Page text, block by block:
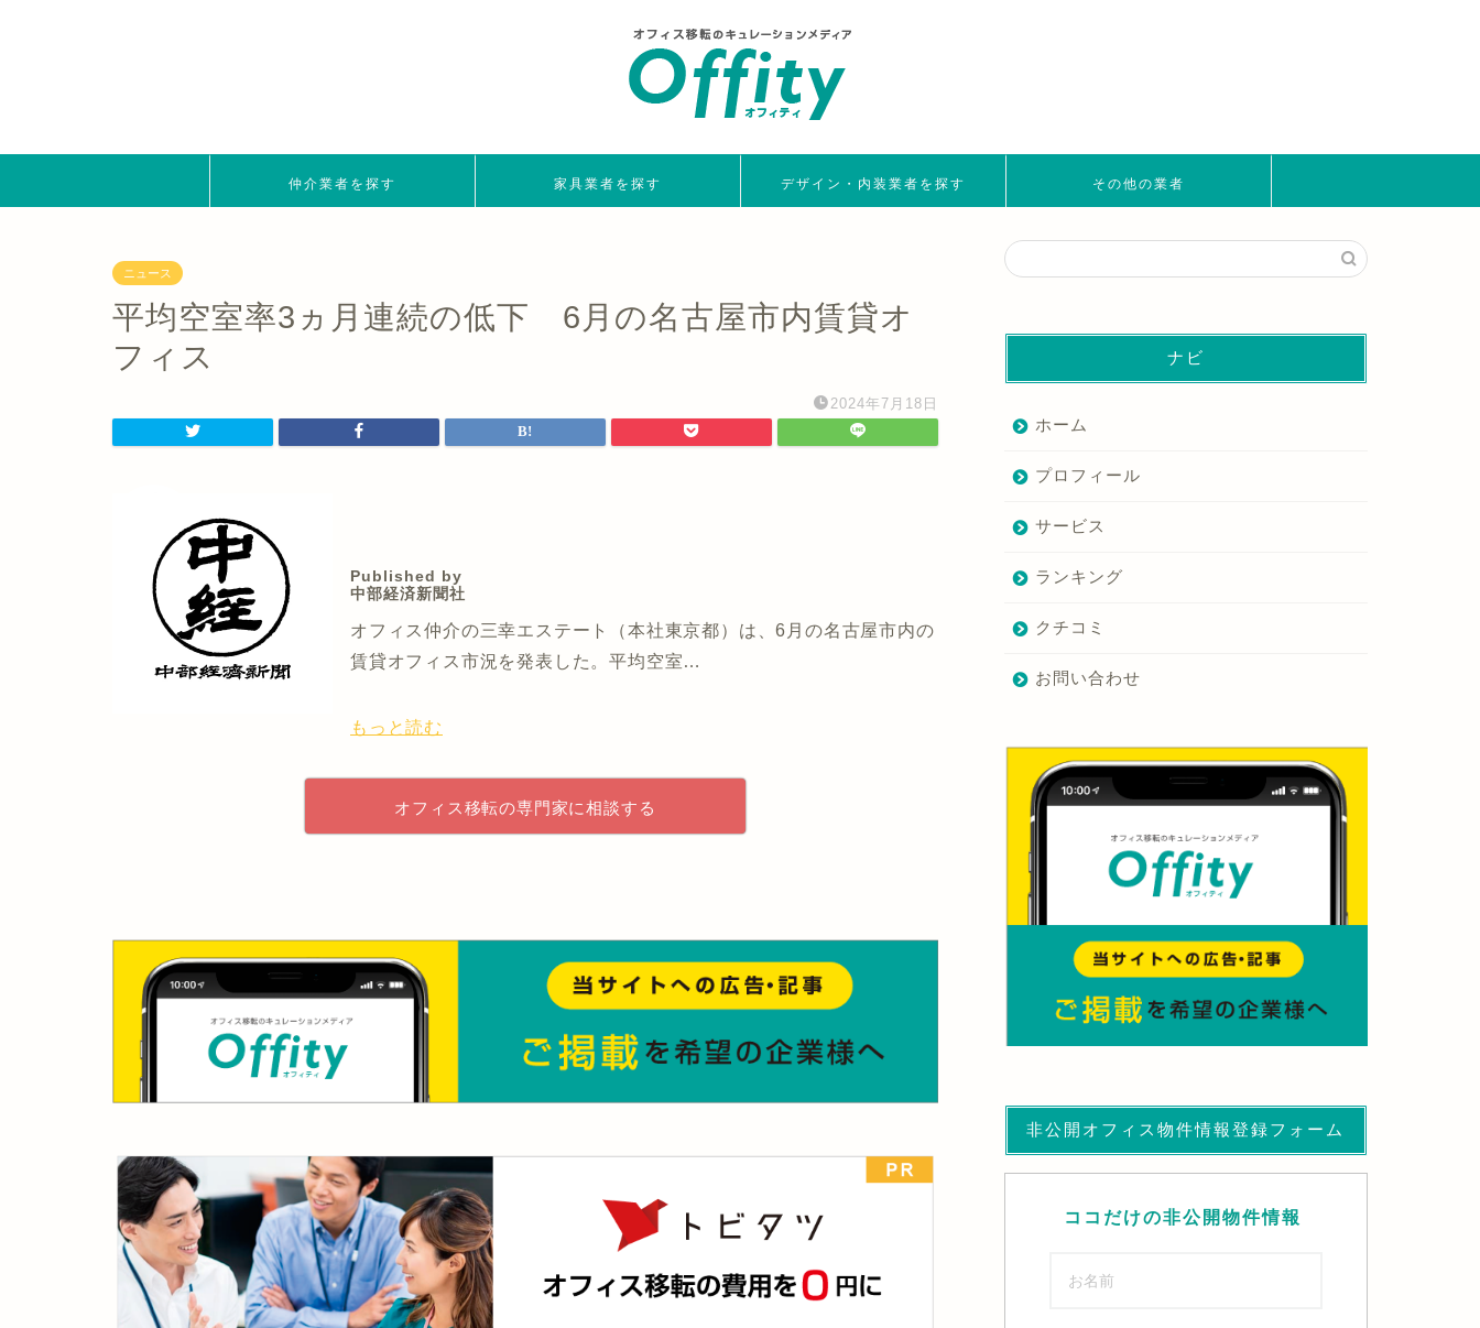
仲介業者を探す 家具業者を探す デザイン・内装業者を探す その他の業者
ニュース
平均空室率3ヵ月連続の低下 6月の名古屋市内賃貸オ
フィス
2024年7月18日
Published by
中部経済新聞社
オフィス仲介の三幸エステート（本社東京都）は、6月の名古屋市内の
賃貸オフィス市況を発表した。平均空室…
もっと読む
オフィス移転の専門家に相談する
ナビ
ホーム
プロフィール
サービス
ランキング
クチコミ
お問い合わせ
非公開オフィス物件情報登録フォーム
ココだけの非公開物件情報